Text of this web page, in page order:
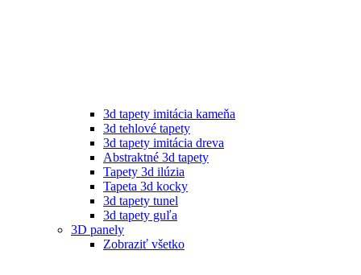
3d tapety imitácia kameňa
3d tehlové tapety
3d tapety imitácia dreva
Abstraktné 3d tapety
Tapety 3d ilúzia
Tapeta 3d kocky
3d tapety tunel
3d tapety guľa
3D panely
Zobraziť všetko